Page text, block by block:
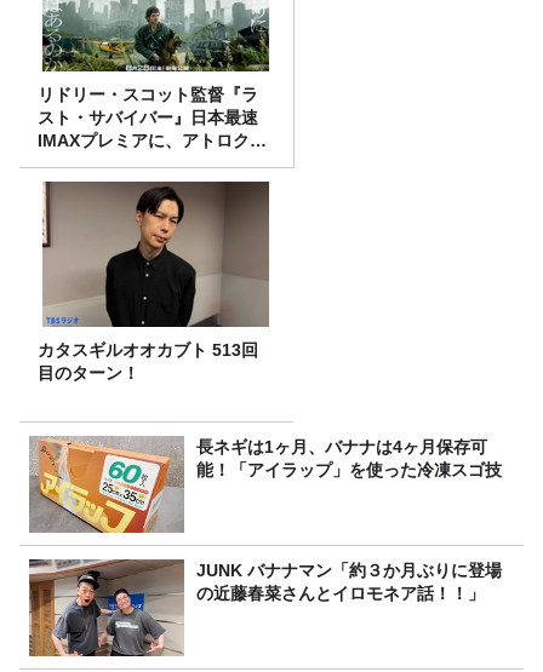
リドリー・スコット監督『ラ
スト・サバイバー』日本最速
IMAXプレミアに、アトロクリ
スナー60名をご招待！
カタスギルオオカブト 513回
目のターン！
長ネギは1ヶ月、バナナは4ヶ月保存可
能！「アイラップ」を使った冷凍スゴ技
JUNK バナナマン「約３か月ぶりに登場
の近藤春菜さんとイロモネア話！！」